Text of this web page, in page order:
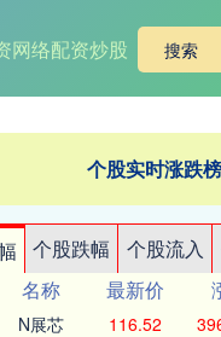
网络配资炒股
个股实时涨跌榜
个股跌幅 个股流入
名称 最新价
N展芯 116.52